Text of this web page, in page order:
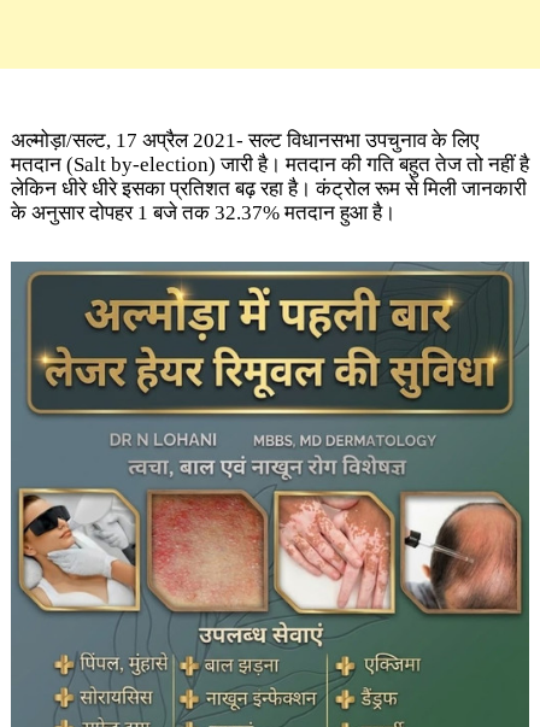
अल्मोड़ा/सल्ट, 17 अप्रैल 2021- सल्ट विधानसभा उपचुनाव के लिए
मतदान (Salt by-election) जारी है। मतदान की गति बहुत तेज तो नहीं है
लेकिन धीरे धीरे इसका प्रतिशत बढ़ रहा है। कंट्रोल रूम से मिली जानकारी
के अनुसार दोपहर 1 बजे तक 32.37% मतदान हुआ है।